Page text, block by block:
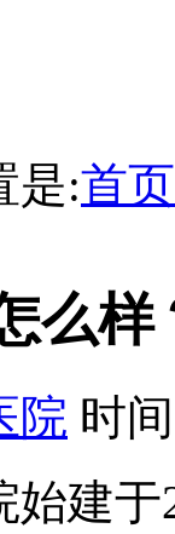
是:首页
么
院 时
建于